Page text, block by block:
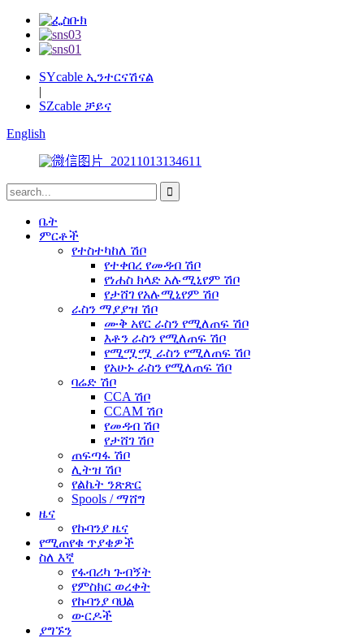
SYcable ኢንተርናሽናል
|
SZcable ቻይና
English
ቤት
ምርቶች
የተስተካከለ ሽቦ
የተቀበረ የመዳብ ሽቦ
የነሐስ ክላድ አሉሚኒየም ሽቦ
የታሸገ የአሉሚኒየም ሽቦ
ራስን ማያያዝ ሽቦ
ሙቅ አየር ራስን የሚለጠፍ ሽቦ
እቶን ራስን የሚለጠፍ ሽቦ
የሚሟሟ ራስን የሚለጠፍ ሽቦ
የአሁኑ ራስን የሚለጠፍ ሽቦ
ባሬድ ሽቦ
CCA ሽቦ
CCAM ሽቦ
የመዳብ ሽቦ
የታሸገ ሽቦ
ጠፍጣፋ ሽቦ
ሊትዝ ሽቦ
የልኬት ንጽጽር
Spools / ማሸግ
ዜና
የኩባንያ ዜና
የሚጠየቁ ጥያቄዎች
ስለ እኛ
የፋብሪካ ጉብኝት
የምስክር ወረቀት
የኩባንያ ባህል
ውርዶች
ያግኙን